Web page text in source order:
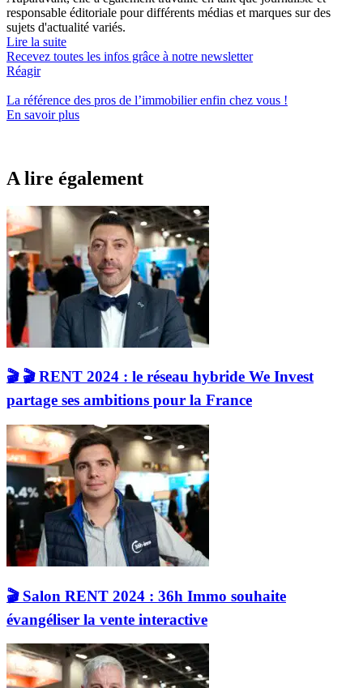
responsable éditoriale pour différents médias et marques sur des
sujets d'actualité variés.
Lire la suite
Recevez toutes les infos grâce à notre newsletter
Réagir
La référence des pros de l’immobilierenfin chez vous !
En savoir plus
A lire également
🎬 🎬 RENT 2024 : le réseau hybride We Invest
partage ses ambitions pour la France
🎬 Salon RENT 2024 : 36h Immo souhaite
évangéliser la vente interactive